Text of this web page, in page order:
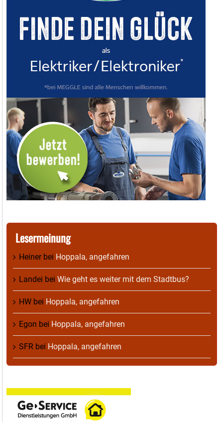
Lesermeinung
Heinerbei Hoppala, angefahren
Landei bei Wie geht es weiter mit dem Stadtbus?
HW bei Hoppala, angefahren
Egon bei Hoppala, angefahren
SFR bei Hoppala, angefahren